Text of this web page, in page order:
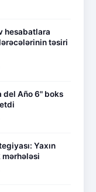
hesabatlara
təsiri
del Año 6" boks
Yaxın